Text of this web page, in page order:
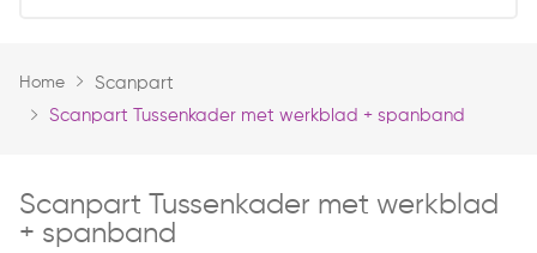
Home
Scanpart
Scanpart Tussenkader met werkblad + spanband
Scanpart Tussenkader met werkblad
+ spanband